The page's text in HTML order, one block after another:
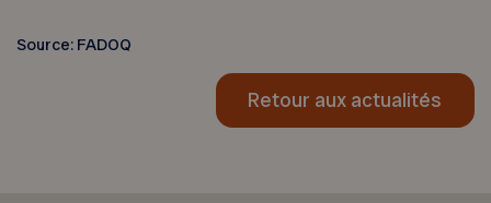
Source: FADOQ
Retour aux actualités